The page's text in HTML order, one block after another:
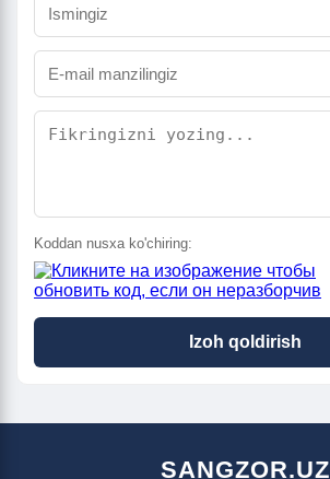
Koddan nusxa ko'chiring:
Izoh qoldirish
SANGZOR.UZ